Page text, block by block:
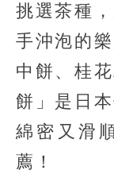
挑選茶種
手沖泡的
中餅、桂
餅」是日
綿密又滑
薦！